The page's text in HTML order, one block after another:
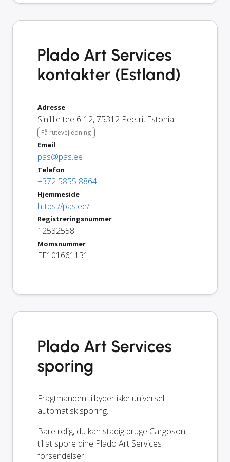
Plado Art Services
kontakter (Estland)
Adresse
Sinilille tee 6-12,75312 Peetri, Estonia
Få rutevejledning
Email
pas@pas.ee
Telefon
+372 5855 8864
Hjemmeside
https://pas.ee/
Registreringsnummer
12532558
Momsnummer
EE101661131
Plado Art Services
sporing
Fragtmanden tilbyder ikke universel
automatisk sporing.
Bare rolig, du kan stadig bruge Cargoson
til at spore dine Plado Art Services
forsendelser.